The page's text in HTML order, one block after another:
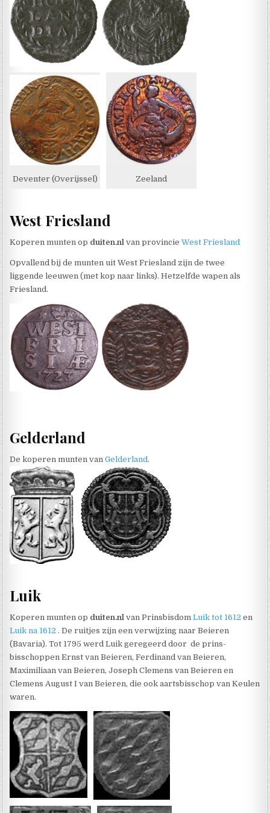
Deventer (Overijssel) Zeeland
West Friesland
Koperen munten op duiten.nl van provincieWest Friesland
Opvallend bij de munten uit West Friesland zijn de twee
liggende leeuwen (met kop naar links). Hetzelfde wapen als
Friesland.
Gelderland
De koperen munten vanGelderland.
Luik
Koperen munten op duiten.nl van PrinsbisdomLuik tot 1612 en
Luik na 1612 . De ruitjes zijn een verwijzing naar Beieren
(Bavaria). Tot 1795 werd Luik geregeerd door de prins-
bisschoppen Ernst van Beieren, Ferdinand van Beieren,
Maximiliaan van Beieren, Joseph Clemens van Beieren en
Clemens August I van Beieren, die ook aartsbisschop van Keulen
waren.